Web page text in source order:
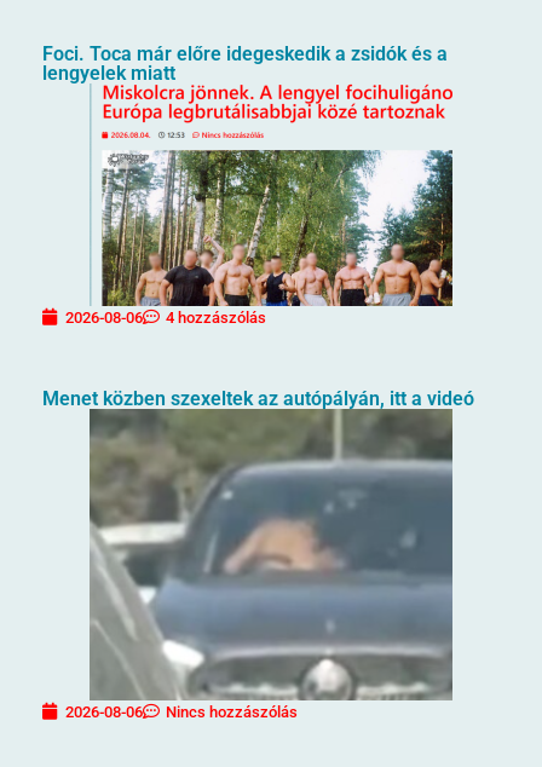
Foci. Toca már előre idegeskedik a zsidók és a
lengyelek miatt
2026-08-06 4 hozzászólás
Menet közben szexeltek az autópályán, itt a videó
2026-08-06 Nincs hozzászólás